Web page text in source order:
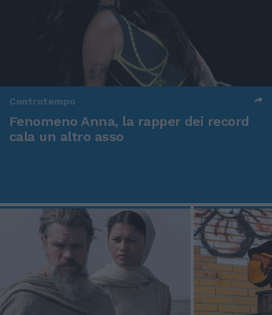
Controtempo
Fenomeno Anna, la rapper dei record
cala un altro asso